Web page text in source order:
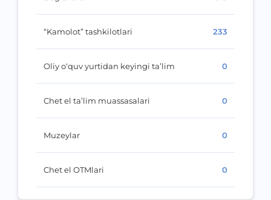
“Kamolot” tashkilotlari 233
Oliy o‘quv yurtidan keyingi ta’lim 0
Chet el ta’lim muassasalari 0
Muzeylar 0
Chet el OTMlari 0